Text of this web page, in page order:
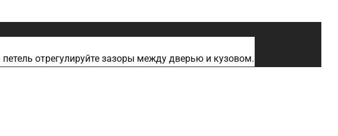
отрегулируйте зазоры между дверью и кузовом.